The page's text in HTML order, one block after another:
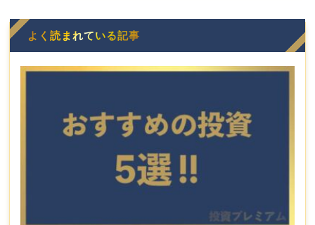
よく読まれている記事